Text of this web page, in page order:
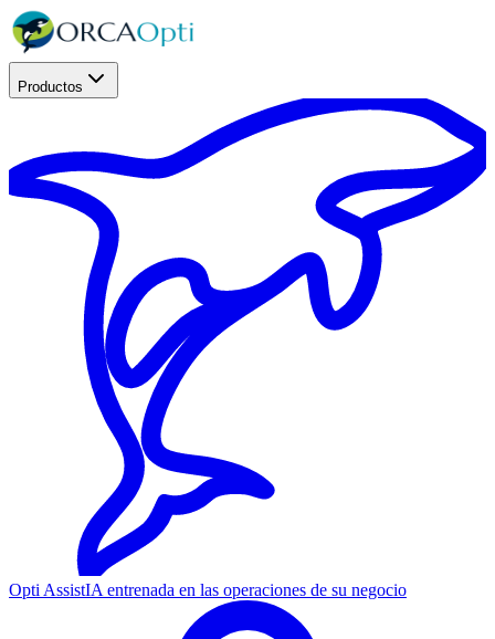
Productos
Opti AssistIA entrenada en las operaciones de su negocio